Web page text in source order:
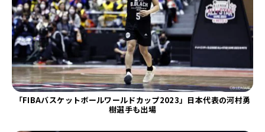
「FIBAバスケットボールワールドカップ2023」日本代表の河村勇
樹選手も出場